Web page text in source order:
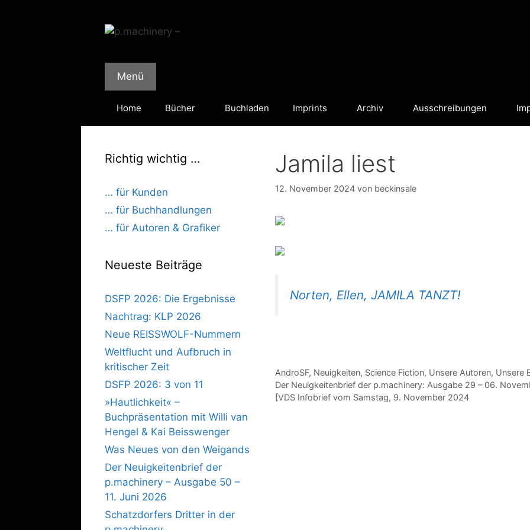
Menü
Home Bücher Buchladen Imprints Archiv Ausschreibungen
Jamila liest
12. November 2024 von beckinsale
Norten, Ellen, JAMILA TANZT!
Kategorien
AndroSF, Neuigkeiten, Science Fiction, Unsere Autoren, Unsere
Der Neuigkeitenbrief der p.machinery: Ausgabe 29 – 06.
[VDS Infobrief vom Samstag, 9. November 2024
Richtig wichtig …
… für Kunden
… für Buchhandlungen
… für Autoren & Grafiker
Neueste Beiträge
DSFP 2026: Die Ergebnisse
Nachtrag: KLP 2026
Neue REISSWOLF-Nummern
Weltflucht und Aufbruch in
kritischer Zeit
DSFP 2026: 3 von 11
»Hautlichkeit« –
Buchpräsentation mit Willi van
Hengel & Kai Beisswenger
Was Neues von den Weigands
Der Neuigkeitenbrief der
p.machinery – Ausgabe 50 –
11. Juni 2026
Schatzdorfers Dritter in der